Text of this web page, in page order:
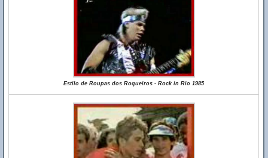
Estilo de Roupas dos Roqueiros - Rock in Rio 1985